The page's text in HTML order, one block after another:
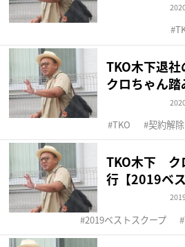
TKO木下退
クロちゃん
TKO 契約解除
TKO木下 ク
行【2019ベ
2019ベストスクープ